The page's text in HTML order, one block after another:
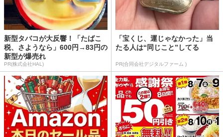
新型タバコが大反響！「たばこ
税、さようなら」600円→83円の
新型が爆売れ
PR(株式会社HAL)
「宝くじ、運じゃなかった」当
たる人は“同じこと”してる
PR(合同会社デジタルファーム )